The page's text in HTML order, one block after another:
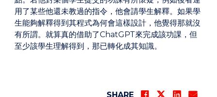
用了某些他還未教過的指令，他會請學生解釋。如果學
生能夠解釋得到其程式為何會這樣設計，他覺得那就沒
有所謂。就算真的借助了ChatGPT來完成該功課，但
至少該學生理解得到，那已轉化成其知識。
SHARE